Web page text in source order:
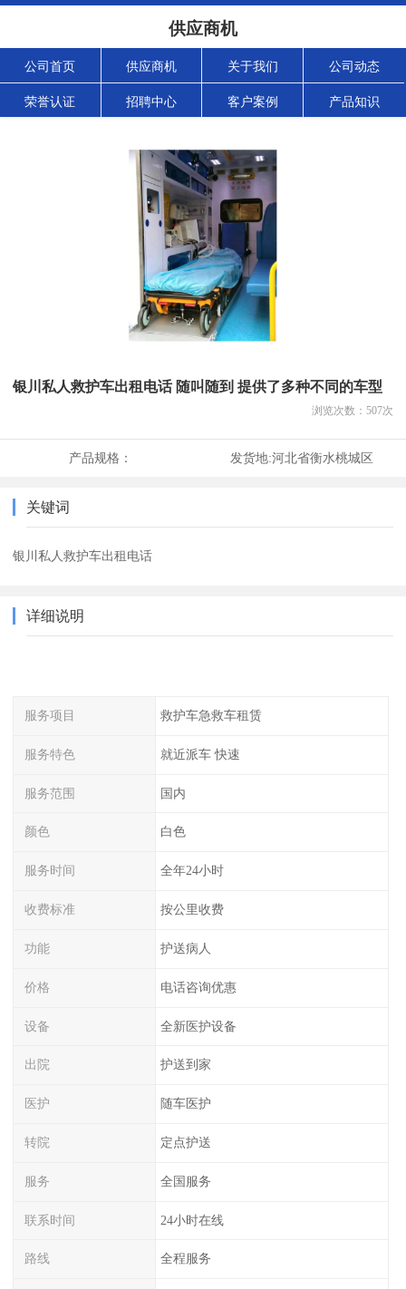
供应商机
公司首页 供应商机 关于我们 公司动态
荣誉认证 招聘中心 客户案例 产品知识
银川私人救护车出租电话 随叫随到 提供了多种不同的车型
浏览次数： 507次
产品规格： 发货地:河北省衡水桃城区
关键词
银川私人救护车出租电话
详细说明
服务项目 救护车急救车租赁
服务特色 就近派车 快速
服务范围 国内
颜色 白色
服务时间 全年24小时
收费标准 按公里收费
功能 护送病人
价格 电话咨询优惠
设备 全新医护设备
出院 护送到家
医护 随车医护
转院 定点护送
服务 全国服务
联系时间 24小时在线
路线 全程服务